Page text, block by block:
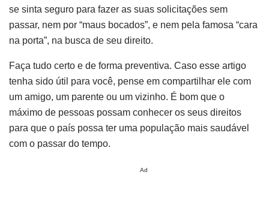
se sinta seguro para fazer as suas solicitações sem
passar, nem por “maus bocados”, e nem pela famosa “cara
na porta”, na busca de seu direito.
Faça tudo certo e de forma preventiva. Caso esse artigo
tenha sido útil para você, pense em compartilhar ele com
um amigo, um parente ou um vizinho. É bom que o
máximo de pessoas possam conhecer os seus direitos
para que o país possa ter uma população mais saudável
com o passar do tempo.
Ad